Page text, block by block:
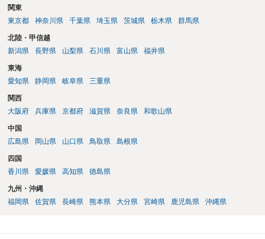
関東
東京都
神奈川県 千葉県 埼玉県 茨城県 栃木県 群馬県
北陸・甲信越
新潟県
長野県 山梨県 石川県 富山県 福井県
東海
愛知県
静岡県 岐阜県 三重県
関西
大阪府
兵庫県 京都府 滋賀県 奈良県 和歌山県
中国
広島県
岡山県 山口県 鳥取県 島根県
四国
香川県
愛媛県 高知県 徳島県
九州・沖縄
福岡県
佐賀県 長崎県 熊本県 大分県 宮崎県 鹿児島県 沖縄県